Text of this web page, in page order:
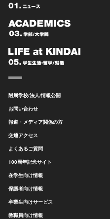
附属学校/法人/情報公開
お問い合わせ
報道・メディア関係の方
交通アクセス
よくあるご質問
100周年記念サイト
在学生向け情報
保護者向け情報
卒業生向けサービス
教職員向け情報